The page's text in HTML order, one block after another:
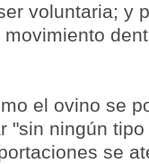
voluntaria; y
el ovino se
"sin ningún
se